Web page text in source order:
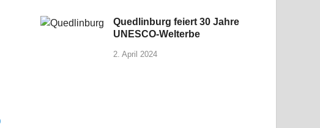
Quedlinburg feiert 30 Jahre
UNESCO-Welterbe
2. April 2024